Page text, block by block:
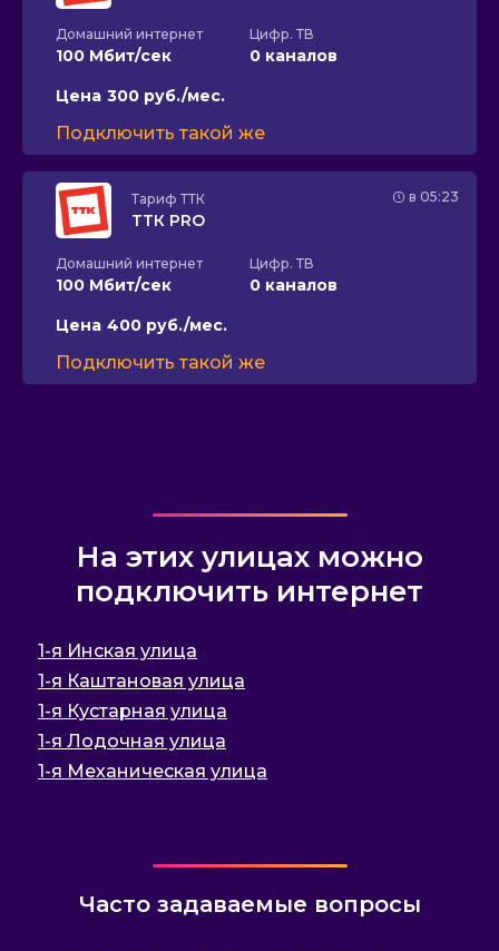
Домашний интернет
100 Мбит/сек
Цифр. ТВ
0 каналов
Цена 300 руб./мес.
Подключить такой же
в 05:23
Тариф ТТК
ТТК PRO
Домашний интернет
100 Мбит/сек
Цифр. ТВ
0 каналов
Цена 400 руб./мес.
Подключить такой же
На этих улицах можно
подключить интернет
1-я Инская улица
1-я Каштановая улица
1-я Кустарная улица
1-я Лодочная улица
1-я Механическая улица
Часто задаваемые вопросы